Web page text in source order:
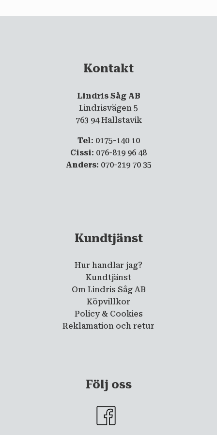
Kontakt
Lindris Såg AB
Lindrisvägen 5
763 94 Hallstavik
Tel: 0175-140 10
Cissi: 076-819 96 48
Anders: 070-219 70 35
Kundtjänst
Hur handlar jag?
Kundtjänst
Om Lindris Såg AB
Köpvillkor
Policy & Cookies
Reklamation och retur
Följ oss